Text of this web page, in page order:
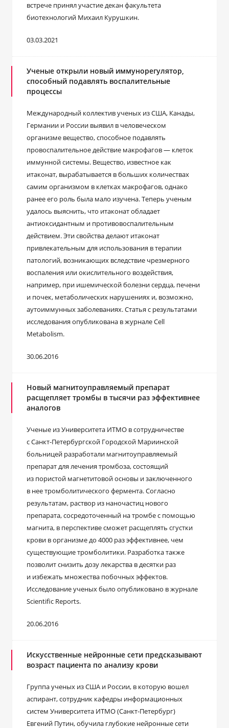
встрече принял участие декан факультета
биотехнологий Михаил Курушкин.
03.03.2021
Ученые открыли новый иммунорегулятор,
способный подавлять воспалительные
процессы
Международный коллектив ученых из США, Канады,
Германии и России выявил в человеческом
организме вещество, способное подавлять
провоспалительное действие макрофагов — клеток
иммунной системы. Вещество, известное как
итаконат, вырабатывается в больших количествах
самим организмом в клетках макрофагов, однако
ранее его роль была мало изучена. Теперь ученым
удалось выяснить, что итаконат обладает
антиоксидантным и противовоспалительным
действием. Эти свойства делают итаконат
привлекательным для использования в терапии
патологий, возникающих вследствие чрезмерного
воспаления или окислительного воздействия,
например, при ишемической болезни сердца, печени
и почек, метаболических нарушениях и, возможно,
аутоиммунных заболеваниях. Статья с результатами
исследования опубликована в журнале Cell
Metabolism.
30.06.2016
Новый магнитоуправляемый препарат
расщепляет тромбы в тысячи раз эффективнее
аналогов
Ученые из Университета ИТМО в сотрудничестве
с Санкт-Петербургской Городской Мариинской
больницей разработали магнитоуправляемый
препарат для лечения тромбоза, состоящий
из пористой магнетитовой основы и заключенного
в нее тромболитического фермента. Согласно
результатам, раствор из наночастиц нового
препарата, сосредоточенный на тромбе с помощью
магнита, в перспективе сможет расщеплять сгустки
крови в организме до 4000 раз эффективнее, чем
существующие тромболитики. Разработка также
позволит снизить дозу лекарства в десятки раз
и избежать множества побочных эффектов.
Исследование ученых было опубликовано в журнале
Scientific Reports.
20.06.2016
Искусственные нейронные сети предсказывают
возраст пациента по анализу крови
Группа ученых из США и России, в которую вошел
аспирант, сотрудник кафедры информационных
систем Университета ИТМО (Санкт-Петербург)
Евгений Путин, обучила глубокие нейронные сети